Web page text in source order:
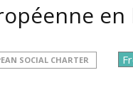
SOCIAL CHARTER